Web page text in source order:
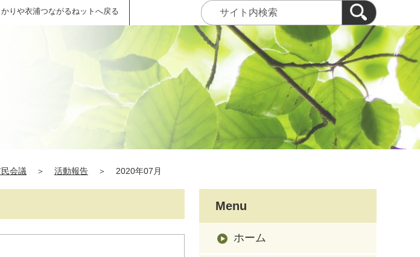
や衣浦つながるねットへ戻る
民会議 ＞ 活動報告 ＞ 2020年07月
Menu
ホーム